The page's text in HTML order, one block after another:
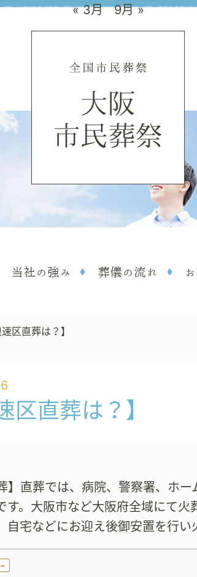
当社の強み 葬儀の流れ
速区直葬は？】
« 3月 9月 »
区直葬は？】
】直葬では、病院、警察署、ホ
す。大阪市など大阪府全域にて
自宅などにお迎え後御安置を行い